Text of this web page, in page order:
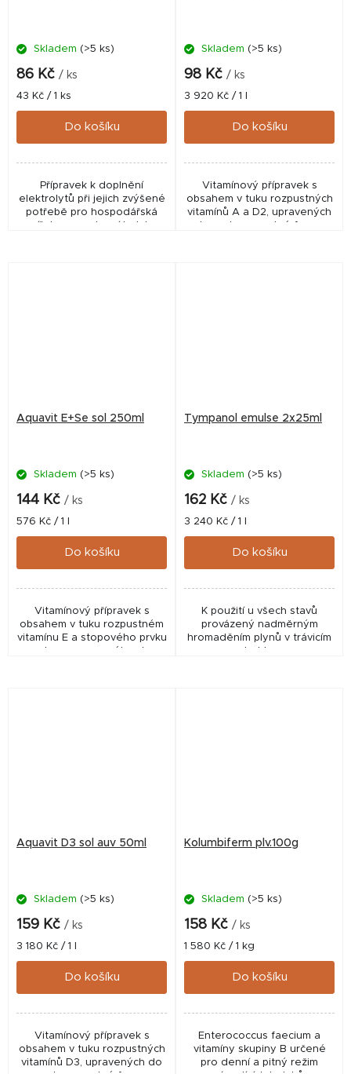
Skladem (>5 ks)
86 Kč / ks
Měrná
cena:
43 Kč / 1 ks
Do košíku
Přípravek k doplnění
elektrolytů při jejich zvýšené
potřebě pro hospodářská
Skladem (>5 ks)
98 Kč / ks
Měrná
cena:
3 920 Kč / 1 l
Do košíku
Vitamínový přípravek s
obsahem v tuku rozpustných
vitamínů A a D2, upravených
Aquavit E+Se sol 250ml
Skladem (>5 ks)
144 Kč / ks
Měrná
cena:
576 Kč / 1 l
Do košíku
Vitamínový přípravek s
obsahem v tuku rozpustném
vitamínu E a stopového prvku
selenu, upraveného do
Tympanol emulse 2x25ml
Skladem (>5 ks)
162 Kč / ks
Měrná
cena:
3 240 Kč / 1 l
Do košíku
K použití u všech stavů
provázený nadměrným
hromaděním plynů v trávicím
traktu.
Aquavit D3 sol auv 50ml
Skladem (>5 ks)
159 Kč / ks
Měrná
cena:
3 180 Kč / 1 l
Do košíku
Vitamínový přípravek s
obsahem v tuku rozpustných
vitamínů D3, upravených do
Kolumbiferm plv.100g
Skladem (>5 ks)
158 Kč / ks
Měrná
cena:
1 580 Kč / 1 kg
Do košíku
Enterococcus faecium a
vitamíny skupiny B určené
pro denní a pitný režim